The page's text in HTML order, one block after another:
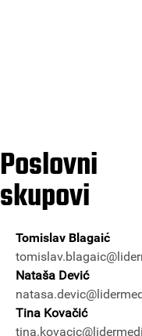
Poslovni
skupovi
Tomislav Blagaić
Nataša Dević
Tina Kovačić